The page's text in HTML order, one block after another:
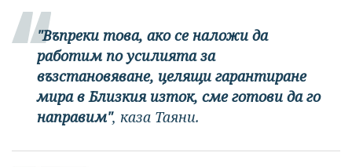
"Въпреки това, ако се наложи да
работим по усилията за
възстановяване, целящи гарантиране
мира в Близкия изток, сме готови да го
направим", каза Таяни.